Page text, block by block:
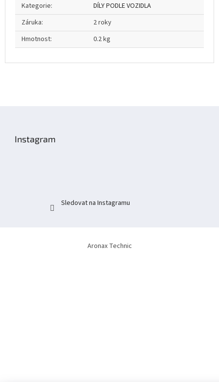
Kategorie:
DÍLY PODLE VOZIDLA
Záruka:
2 roky
Hmotnost: 0.2 kg
Instagram
Sledovat na Instagramu
Aronax Technic